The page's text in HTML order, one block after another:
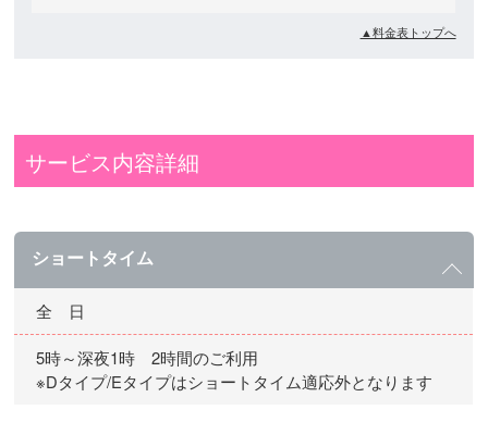
▲料金表トップへ
サービス内容詳細
ショートタイム
全 日
5時～深夜1時 2時間のご利用
※Dタイプ/Eタイプはショートタイム適応外となります